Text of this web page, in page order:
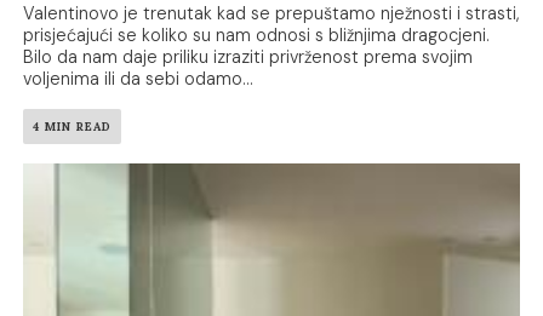
Valentinovo je trenutak kad se prepuštamo nježnosti i strasti,
prisjećajući se koliko su nam odnosi s bližnjima dragocjeni.
Bilo da nam daje priliku izraziti privrženost prema svojim
voljenima ili da sebi odamo...
4 MIN READ